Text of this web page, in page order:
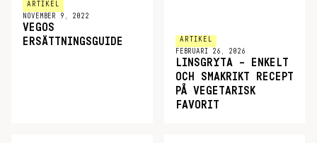
ARTIKEL
NOVEMBER 9, 2022
VEGOS
ERSÄTTNINGSGUIDE
ARTIKEL
FEBRUARI 26, 2026
LINSGRYTA – ENKELT
OCH SMAKRIKT RECEPT
PÅ VEGETARISK
FAVORIT